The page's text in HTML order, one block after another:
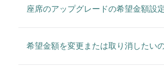
座席のアップグレードの希望金額設
希望金額を変更または取り消したい